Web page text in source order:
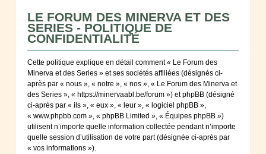
LE FORUM DES MINERVA ET DES
SERIES - POLITIQUE DE
CONFIDENTIALITÉ
Cette politique explique en détail comment « Le Forum des
Minerva et des Series » et ses sociétés affiliées (désignés ci-
après par « nous », « notre », « nos », « Le Forum des Minerva et
des Series », « https://minervaabl.be/forum ») et phpBB (désigné
ci-après par « ils », « eux », « leur », « logiciel phpBB »,
« www.phpbb.com », « phpBB Limited », « Équipes phpBB »)
utilisent n’importe quelle information collectée pendant n’importe
quelle session d’utilisation de votre part (désignée ci-après par
« vos informations »).